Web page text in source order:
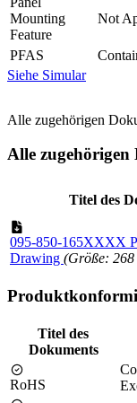
Mounting
Feature
Not
PFAS
Siehe Simular
Alle zugehörigen
Alle zugehörigen
Titel des
095-850-165XXXX
Drawing (Größe:
Titel des
Dokuments
RoHS